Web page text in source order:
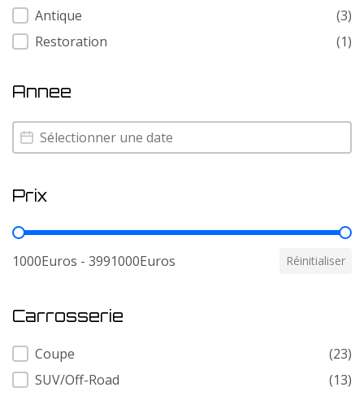
Antique
(3)
Restoration
(1)
Annee
Annee
Annee
Prix
Prix
1000Euros - 3991000Euros Réinitialiser
Carrosserie
Carrosserie
Coupe
(23)
SUV/Off-Road
(13)